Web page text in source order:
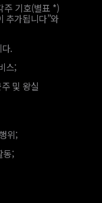
주 기호(별표 *)
추가됩니다”와
.
스;
및 왕실
위;
동;